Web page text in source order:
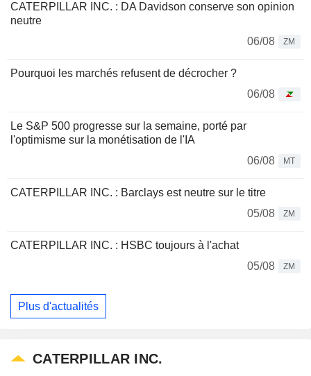
CATERPILLAR INC. : DA Davidson conserve son opinion
neutre
06/08
ZM
Pourquoi les marchés refusent de décrocher ?
06/08
Le S&P 500 progresse sur la semaine, porté par
l'optimisme sur la monétisation de l'IA
06/08
MT
CATERPILLAR INC. : Barclays est neutre sur le titre
05/08
ZM
CATERPILLAR INC. : HSBC toujours à l'achat
05/08
ZM
Plus d'actualités
CATERPILLAR INC.